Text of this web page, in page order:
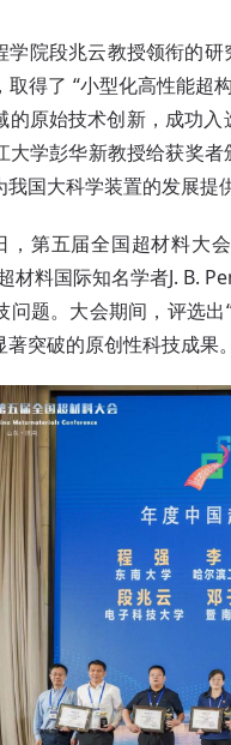
学院段兆云教授领衔的
得了 “小型化高性能超
的原始技术创新，成功
大学彭华新教授给获奖
国大科学装置的发展提
，第五届全国超材料大
材料国际知名学者J. B.
问题。大会期间，评选
突破的原创性科技成果。